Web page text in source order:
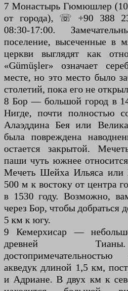
7 Монастырь Гюмюшлер (10
от города), ☏ +90 388
08:30-17:00.
поселение, высеченные в
церкви выглядят как
«Gümüşler» означает
месте, но это место было
столетий, пока его не
8 Бор — большой город в
Нигде, почти полностью
Алаэддина Бея или
была повреждена
остается закрытой.
паши чуть южнее
Мечеть Шейха Ильяса или
500 м к востоку от центра
в 1530 году. Возможно,
через Бор, чтобы добраться
5 км к югу.
9 Кемерхисар —
древней
акведук длиной 1,5 км,
и Адриане. В двух км к